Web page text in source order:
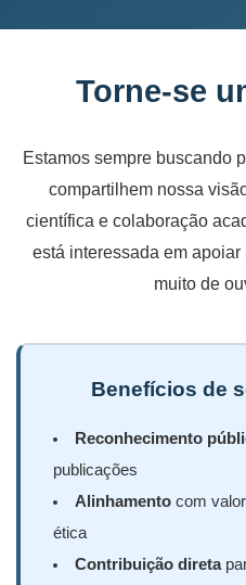
Torne-se
Estamos sempre buscando
compartilhem nossa
científica e colaboração
está interessada em
muito de
Benefícios de
Reconhecimento
publicações
Alinhamentocom
ética
Contribuição direta